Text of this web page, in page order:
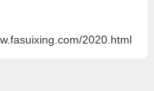
2020.html